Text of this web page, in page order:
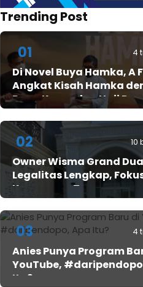
Trending Post
01 4
Di Novel Buya Hamka, A
Angkat Kisah Hamka
Bung Karno dan Haji
02 10
Owner Wisma Grand
Legalitas Lengkap,
Keamanan Tamu
03 4
Anies Punya Program
YouTube,
Itu?